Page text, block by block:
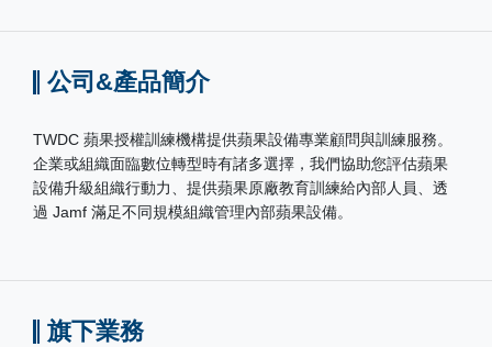
公司&產品簡介
TWDC 蘋果授權訓練機構提供蘋果設備專業顧問與訓練服務。
企業或組織面臨數位轉型時有諸多選擇，我們協助您評估蘋果
設備升級組織行動力、提供蘋果原廠教育訓練給內部人員、透
過 Jamf 滿足不同規模組織管理內部蘋果設備。
旗下業務